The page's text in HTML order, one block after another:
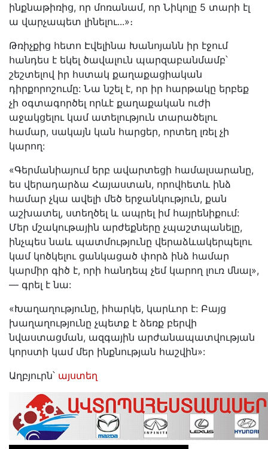
ինքնաթիռից, որ մոռանամ, որ Նիկոլը 5 տարի էլ
ա վարչապետ լինելու...»։
Թռիչքից հետո Էվելինա Խանոյանն իր էջում
հանդես է եկել ծավալուն պարզաբանմամբ՝
շեշտելով իր հստակ քաղաքացիական
դիրքորոշումը: Նա նշել է, որ իր հարթակը երբեք
չի օգտագործել որևէ քաղաքական ուժի
աջակցելու կամ ատելություն տարածելու
համար, սակայն կան հարցեր, որտեղ լռել չի
կարող:
«Գերմանիայում երբ ավարտեցի համալսարանը,
ես վերադարձա Հայաստան, որովհետև ինձ
համար չկա ավելի մեծ երջանկություն, քան
աշխատել, ստեղծել և ապրել իմ հայրենիքում:
Մեր մշակութային արժեքները չպաշտպանելը,
ինչպես նաև պատմությունը վերաձևակերպելու
կամ կոծկելու ցանկացած փորձ ինձ համար
կարմիր գիծ է, որի հանդեպ չեմ կարող լուռ մնալ»,
— գրել է նա:
«Խաղաղությունը, իհարկե, կարևոր է: Բայց
խաղաղությունը չպետք է ձեռք բերվի
նվաստացման, ազգային արժանապատվության
կորստի կամ մեր ինքնության հաշվին»:
Աղբյուրն՝ այստեղ